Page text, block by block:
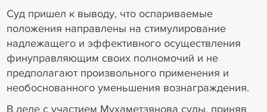
Суд пришел к выводу, что оспариваемые
положения направлены на стимулирование
надлежащего и эффективного осуществления
финуправляющим своих полномочий и не
предполагают произвольного применения и
необоснованного уменьшения вознаграждения.
В деле с участием Мухаметзянова суды, приняв